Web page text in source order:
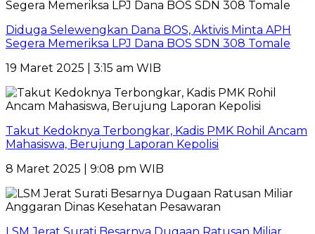
Diduga Selewengkan Dana BOS, Aktivis Minta APH
Segera Memeriksa LPJ Dana BOS SDN 308 Tomale
19 Maret 2025 | 3:15 am WIB
Takut Kedoknya Terbongkar, Kadis PMK Rohil Ancam
Mahasiswa, Berujung Laporan Kepolisi
8 Maret 2025 | 9:08 pm WIB